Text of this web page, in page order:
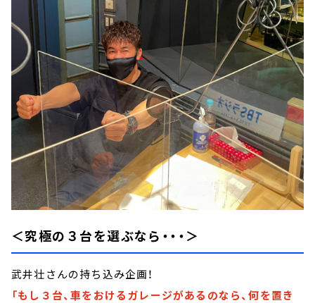
＜究極の３台を選ぶなら・・・＞
武井壮さんの持ち込み企画！
「もし３台、車をおけるガレージがあるのなら、何を置き